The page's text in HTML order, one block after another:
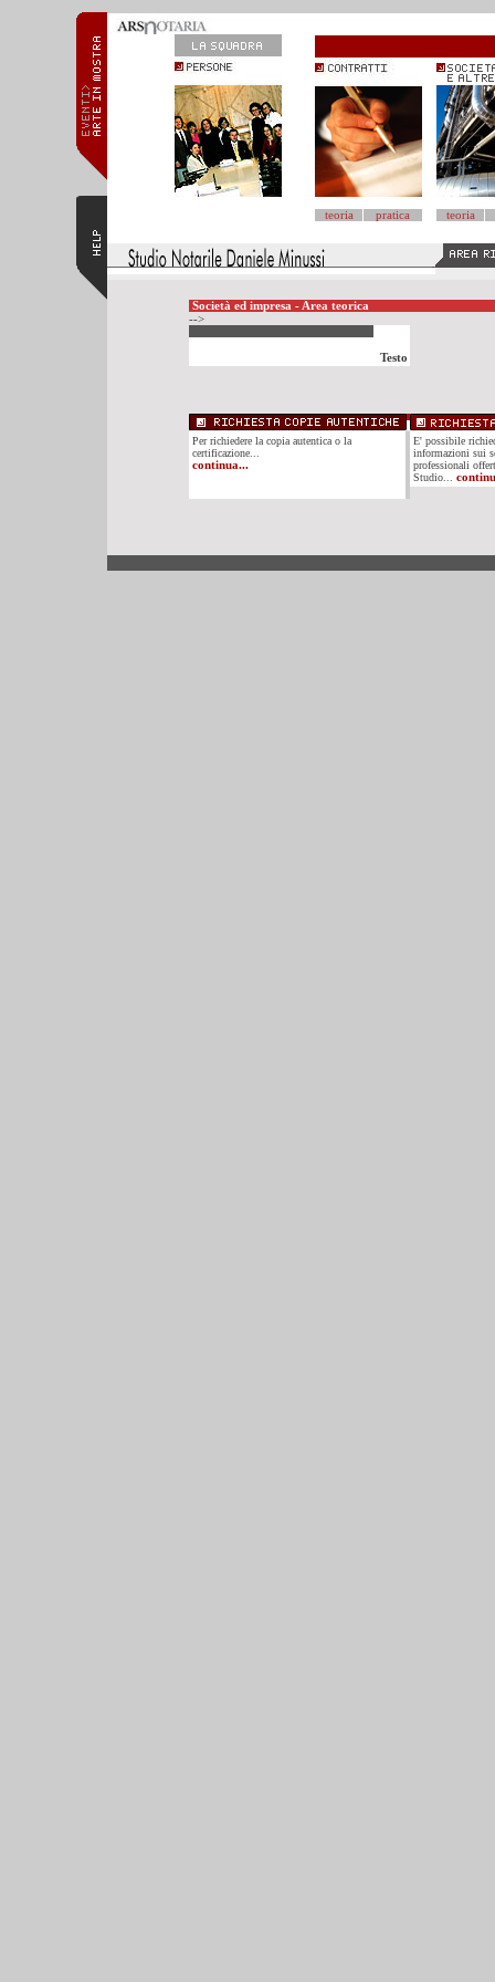
teoria pratica teoria
Società ed impresa - Area teorica
-->
Testo
Per richiedere la copia autentica o la
certificazione...
continua...
E' possibile
informazioni sui
professionali
Studio...